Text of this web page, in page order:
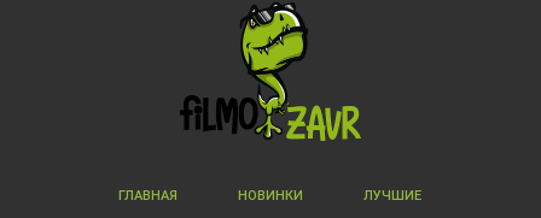
ГЛАВНАЯ НОВИНКИ ЛУЧШИЕ